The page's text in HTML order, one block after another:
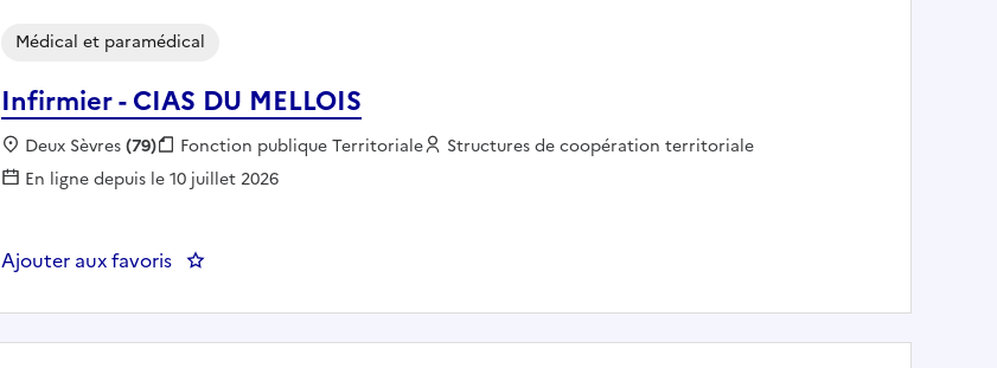
Infirmier - CIAS DU MELLOIS
Médical et paramédical
Localisation :
Deux Sèvres(79) Fonction publique :
Fonction publique Territoriale Employeur :
Structures de coopération territoriale
En ligne depuis le 10 juillet 2026
Ajouter aux favoris : Infirmier - CIAS DU MELLOIS